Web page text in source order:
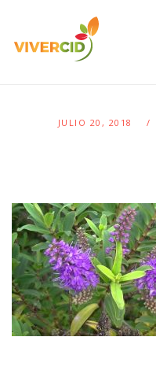
JULIO 20, 2018